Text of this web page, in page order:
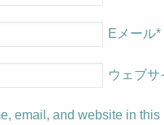
Eメール*
ウェブサ
email, and website in this